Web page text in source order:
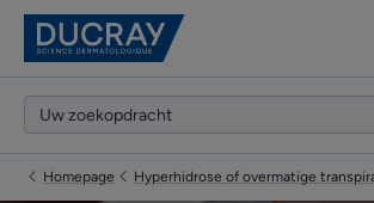
Homepage Hyperhidrose of overmatige